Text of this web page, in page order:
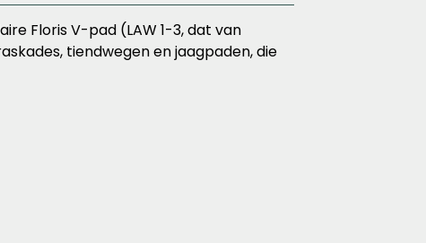
Floris V-pad (LAW 1-3, dat van
tiendwegen en jaagpaden, die